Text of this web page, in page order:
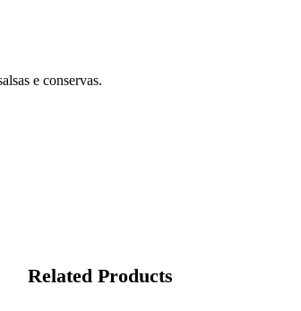
e conservas.
Related Products